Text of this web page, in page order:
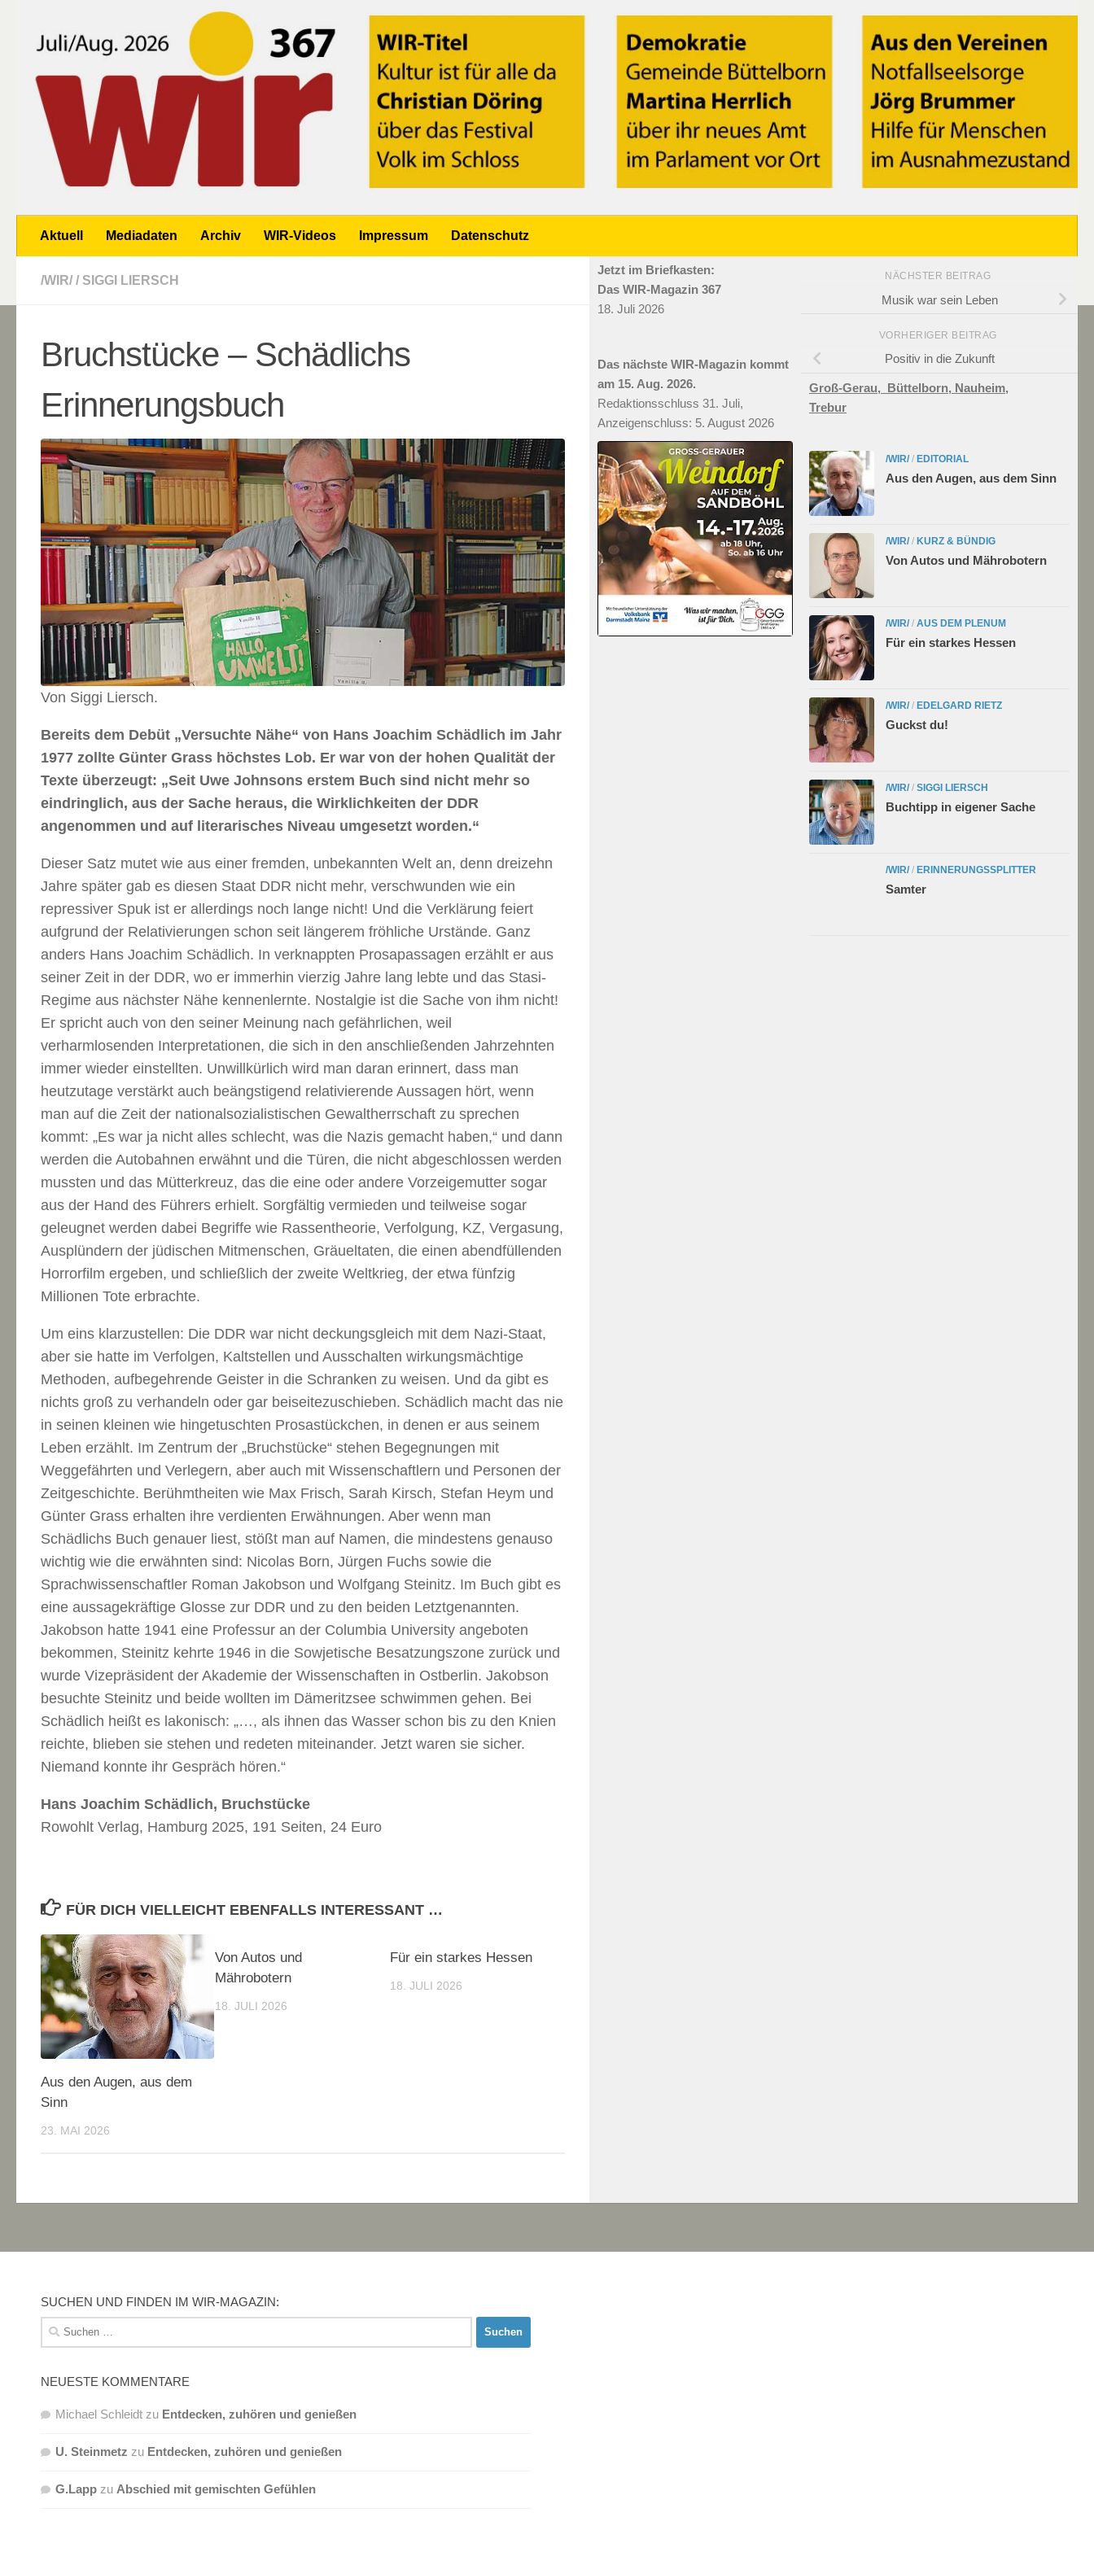
Aktuell Mediadaten Archiv WIR-Videos Impressum Datenschutz
/WIR/ / SIGGI LIERSCH
Bruchstücke – Schädlichs
Erinnerungsbuch
Von Siggi Liersch.
Bereits dem Debüt „Versuchte Nähe“ von Hans Joachim Schädlich im Jahr
1977 zollte Günter Grass höchstes Lob. Er war von der hohen Qualität der
Texte überzeugt: „Seit Uwe Johnsons erstem Buch sind nicht mehr so
eindringlich, aus der Sache heraus, die Wirklichkeiten der DDR
angenommen und auf literarisches Niveau umgesetzt worden.“
Dieser Satz mutet wie aus einer fremden, unbekannten Welt an, denn dreizehn
Jahre später gab es diesen Staat DDR nicht mehr, verschwunden wie ein
repressiver Spuk ist er allerdings noch lange nicht! Und die Verklärung feiert
aufgrund der Relativierungen schon seit längerem fröhliche Urstände. Ganz
anders Hans Joachim Schädlich. In verknappten Prosapassagen erzählt er aus
seiner Zeit in der DDR, wo er immerhin vierzig Jahre lang lebte und das Stasi-
Regime aus nächster Nähe kennenlernte. Nostalgie ist die Sache von ihm nicht!
Er spricht auch von den seiner Meinung nach gefährlichen, weil
verharmlosenden Interpretationen, die sich in den anschließenden Jahrzehnten
immer wieder einstellten. Unwillkürlich wird man daran erinnert, dass man
heutzutage verstärkt auch beängstigend relativierende Aussagen hört, wenn
man auf die Zeit der nationalsozialistischen Gewaltherrschaft zu sprechen
kommt: „Es war ja nicht alles schlecht, was die Nazis gemacht haben,“ und dann
werden die Autobahnen erwähnt und die Türen, die nicht abgeschlossen werden
mussten und das Mütterkreuz, das die eine oder andere Vorzeigemutter sogar
aus der Hand des Führers erhielt. Sorgfältig vermieden und teilweise sogar
geleugnet werden dabei Begriffe wie Rassentheorie, Verfolgung, KZ, Vergasung,
Ausplündern der jüdischen Mitmenschen, Gräueltaten, die einen abendfüllenden
Horrorfilm ergeben, und schließlich der zweite Weltkrieg, der etwa fünfzig
Millionen Tote erbrachte.
Um eins klarzustellen: Die DDR war nicht deckungsgleich mit dem Nazi-Staat,
aber sie hatte im Verfolgen, Kaltstellen und Ausschalten wirkungsmächtige
Methoden, aufbegehrende Geister in die Schranken zu weisen. Und da gibt es
nichts groß zu verhandeln oder gar beiseitezuschieben. Schädlich macht das nie
in seinen kleinen wie hingetuschten Prosastückchen, in denen er aus seinem
Leben erzählt. Im Zentrum der „Bruchstücke“ stehen Begegnungen mit
Weggefährten und Verlegern, aber auch mit Wissenschaftlern und Personen der
Zeitgeschichte. Berühmtheiten wie Max Frisch, Sarah Kirsch, Stefan Heym und
Günter Grass erhalten ihre verdienten Erwähnungen. Aber wenn man
Schädlichs Buch genauer liest, stößt man auf Namen, die mindestens genauso
wichtig wie die erwähnten sind: Nicolas Born, Jürgen Fuchs sowie die
Sprachwissenschaftler Roman Jakobson und Wolfgang Steinitz. Im Buch gibt es
eine aussagekräftige Glosse zur DDR und zu den beiden Letztgenannten.
Jakobson hatte 1941 eine Professur an der Columbia University angeboten
bekommen, Steinitz kehrte 1946 in die Sowjetische Besatzungszone zurück und
wurde Vizepräsident der Akademie der Wissenschaften in Ostberlin. Jakobson
besuchte Steinitz und beide wollten im Dämeritzsee schwimmen gehen. Bei
Schädlich heißt es lakonisch: „…, als ihnen das Wasser schon bis zu den Knien
reichte, blieben sie stehen und redeten miteinander. Jetzt waren sie sicher.
Niemand konnte ihr Gespräch hören.“
Hans Joachim Schädlich, Bruchstücke
Rowohlt Verlag, Hamburg 2025, 191 Seiten, 24 Euro
FÜR DICH VIELLEICHT EBENFALLS INTERESSANT …
Aus den Augen, aus dem
Sinn
23. MAI 2026
Von Autos und
Mährobotern
18. JULI 2026
Für ein starkes Hessen
18. JULI 2026
NÄCHSTER BEITRAG
Musik war sein Leben
VORHERIGER BEITRAG
Positiv in die Zukunft
Groß-Gerau, Büttelborn, Nauheim,
Trebur
/WIR/ / EDITORIAL
Aus den Augen, aus dem Sinn
/WIR/ / KURZ & BÜNDIG
Von Autos und Mährobotern
/WIR/ / AUS DEM PLENUM
Für ein starkes Hessen
/WIR/ / EDELGARD RIETZ
Guckst du!
/WIR/ / SIGGI LIERSCH
Buchtipp in eigener Sache
/WIR/ / ERINNERUNGSSPLITTER
Samter
Jetzt im Briefkasten:
Das WIR-Magazin 367
18. Juli 2026
Das nächste WIR-Magazin kommt
am 15. Aug. 2026.
Redaktionsschluss 31. Juli,
Anzeigenschluss: 5. August 2026
SUCHEN UND FINDEN IM WIR-MAGAZIN:
Suchen
nach:
NEUESTE KOMMENTARE
Michael Schleidt zu Entdecken, zuhören und genießen
U. Steinmetz zu Entdecken, zuhören und genießen
G.Lapp zu Abschied mit gemischten Gefühlen